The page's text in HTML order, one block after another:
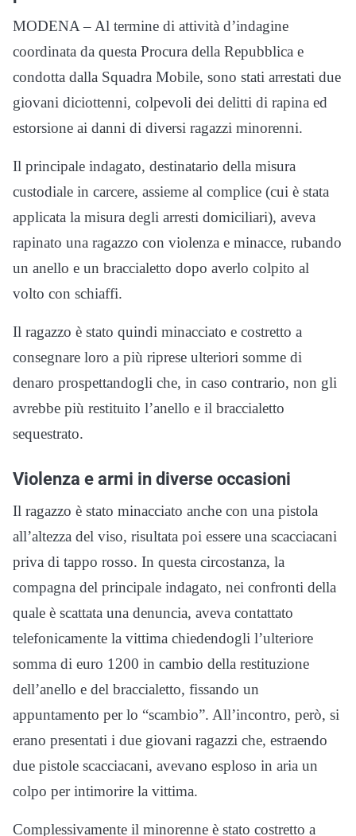
MODENA – Al termine di attività d’indagine
coordinata da questa Procura della Repubblica e
condotta dalla Squadra Mobile, sono stati arrestati due
giovani diciottenni, colpevoli dei delitti di rapina ed
estorsione ai danni di diversi ragazzi minorenni.
Il principale indagato, destinatario della misura
custodiale in carcere, assieme al complice (cui è stata
applicata la misura degli arresti domiciliari), aveva
rapinato una ragazzo con violenza e minacce, rubando
un anello e un braccialetto dopo averlo colpito al
volto con schiaffi.
Il ragazzo è stato quindi minacciato e costretto a
consegnare loro a più riprese ulteriori somme di
denaro prospettandogli che, in caso contrario, non gli
avrebbe più restituito l’anello e il braccialetto
sequestrato.
Violenza e armi in diverse occasioni
Il ragazzo è stato minacciato anche con una pistola
all’altezza del viso, risultata poi essere una scacciacani
priva di tappo rosso. In questa circostanza, la
compagna del principale indagato, nei confronti della
quale è scattata una denuncia, aveva contattato
telefonicamente la vittima chiedendogli l’ulteriore
somma di euro 1200 in cambio della restituzione
dell’anello e del braccialetto, fissando un
appuntamento per lo “scambio”. All’incontro, però, si
erano presentati i due giovani ragazzi che, estraendo
due pistole scacciacani, avevano esploso in aria un
colpo per intimorire la vittima.
Complessivamente il minorenne è stato costretto a